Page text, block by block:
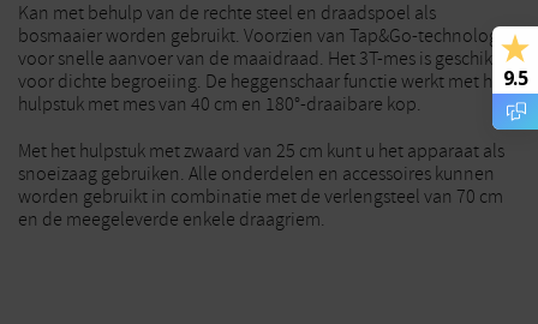
Kan met behulp van de rechte steel en draadspoel als
bosmaaier worden gebruikt. Voorzien van Tap&Go-technologie
voor snelle aanvoer van de maaidraad. Het 3T-mes is geschikt
voor dichte begroeiing. De heggenschaar functie werkt met het
hulpstuk met mes van 40 cm en 180°-draaibare kop.
Met het hulpstuk met zwaard van 25 cm kunt u het apparaat als
snoeizaag gebruiken. Alle onderdelen en accessoires kunnen
worden gebruikt in combinatie met de verlengsteel van 70 cm
en de meegeleverde enkele draagriem.
9.5